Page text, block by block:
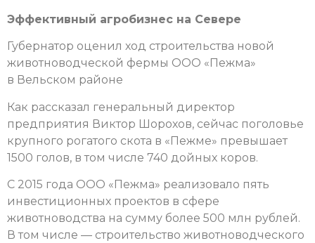
Эффективный агробизнес на Севере
Губернатор оценил ход строительства новой
животноводческой фермы ООО «Пежма»
в Вельском районе
Как рассказал генеральный директор
предприятия Виктор Шорохов, сейчас поголовье
крупного рогатого скота в «Пежме» превышает
1500 голов, в том числе 740 дойных коров.
С 2015 года ООО «Пежма» реализовало пять
инвестиционных проектов в сфере
животноводства на сумму более 500 млн рублей.
В том числе — строительство животноводческого